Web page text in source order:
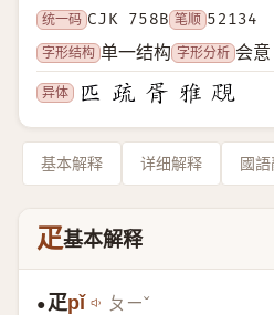
统一码 CJK 758B 笔顺 52134
字形结构 单一结构 字形分析 会意
异体
基本解释 详细解释 國
疋基本解释
● 疋pǐ ㄆㄧˇ